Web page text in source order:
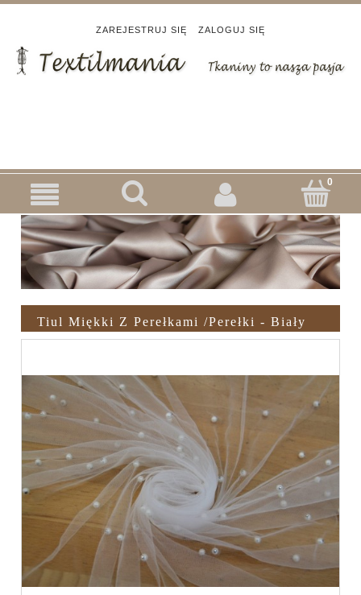
ZAREJESTRUJ SIĘ ZALOGUJ SIĘ
Tiul Miękki Z Perełkami /perełki - Biały